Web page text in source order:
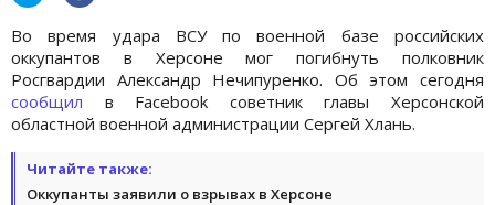
Во время удара ВСУ по военной базе российских
оккупантов в Херсоне мог погибнуть полковник
Росгвардии Александр Нечипуренко. Об этом сегодня
сообщил в Facebook советник главы Херсонской
областной военной администрации Сергей Хлань.
Читайте также:
Оккупанты заявили о взрывах в Херсоне